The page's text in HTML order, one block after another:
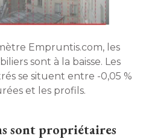
Empruntis.com, les
sont à la baisse. Les
se situent entre -0,05 %
et les profils.
sont propriétaires